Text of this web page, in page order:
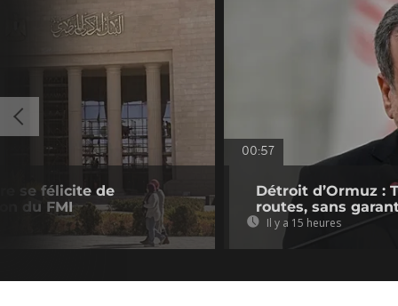
se félicite de
du FMI
00:57
Détroit d’Ormuz :
routes, sans
Il y a 15 heures